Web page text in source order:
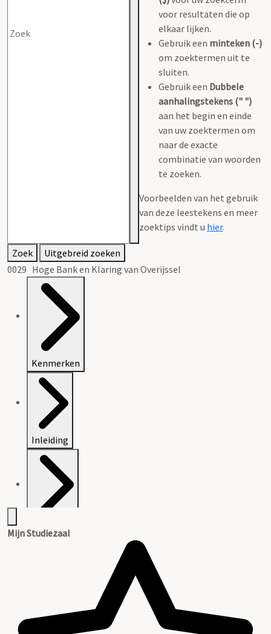
voor resultaten die op
elkaar lijken.
Gebruik een minteken (-)
om zoektermen uit te
sluiten.
Gebruik een Dubbele
aanhalingstekens (" ")
aan het begin en einde
van uw zoektermen om
naar de exacte
combinatie van woorden
te zoeken.
Voorbeelden van het gebruik
van deze leestekens en meer
zoektips vindt u hier.
Zoek
Uitgebreid zoeken
0029 Hoge Bank en Klaring van Overijssel
Kenmerken
Inleiding
Mijn Studiezaal